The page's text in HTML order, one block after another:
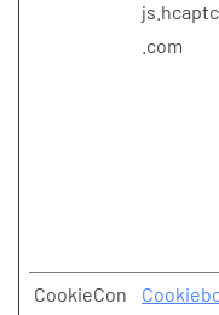
.com
CookieCon